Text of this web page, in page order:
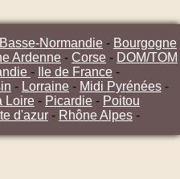
Basse-Normandie - Bourgogne
Ardenne - Corse - DOM/TOM
- Ile de France -
- Lorraine - Midi Pyrénées -
Loire - Picardie - Poitou
d'azur - Rhône Alpes -